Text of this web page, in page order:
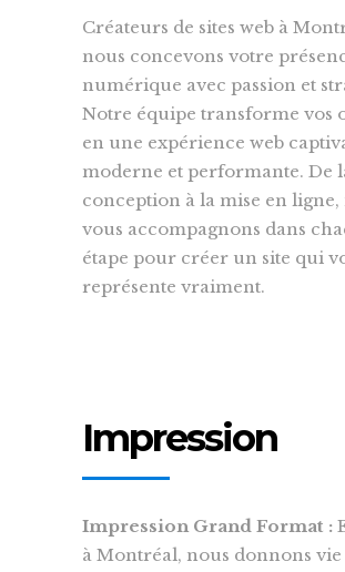
Créateurs de sites web à
nous concevons votre
numérique avec passion et
Notre équipe transforme vos
en une expérience web
moderne et performante. De
conception à la mise en ligne,
vous accompagnons dans
étape pour créer un site qui
représente vraiment.
Impression
Impression Grand Format :
à Montréal, nous donnons vie